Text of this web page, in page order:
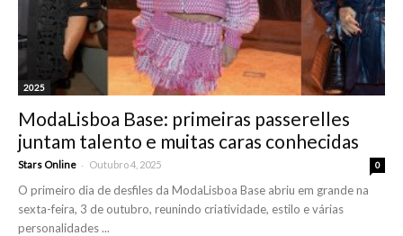
2025
ModaLisboa Base: primeiras passerelles
juntam talento e muitas caras conhecidas
Stars Online - Outubro 4, 2025 0
O primeiro dia de desfiles da ModaLisboa Base abriu em grande na
sexta-feira, 3 de outubro, reunindo criatividade, estilo e várias
personalidades ...